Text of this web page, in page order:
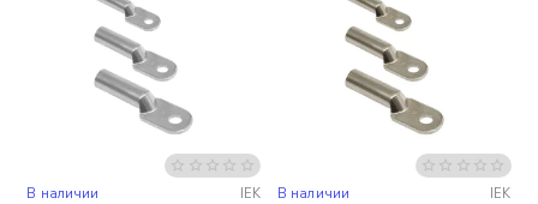
В наличии IEK В наличии IEK